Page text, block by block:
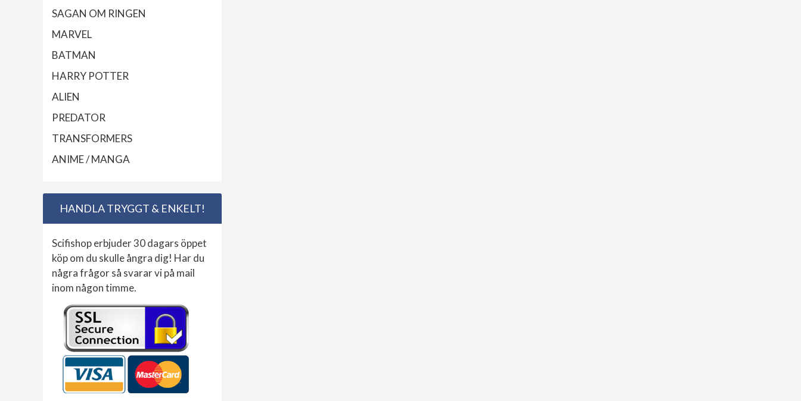
SAGAN OM RINGEN
MARVEL
BATMAN
HARRY POTTER
ALIEN
PREDATOR
TRANSFORMERS
ANIME / MANGA
HANDLA TRYGGT & ENKELT!
Scifishop erbjuder 30 dagars öppet
köp om du skulle ångra dig! Har du
några frågor så svarar vi på mail
inom någon timme.